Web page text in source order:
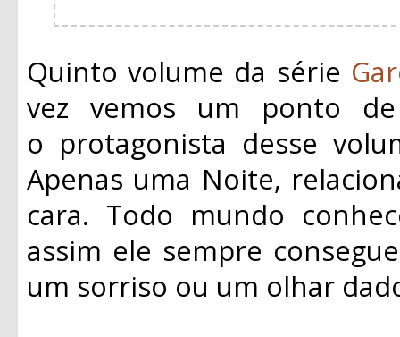
Quinto volume da série
vez vemos um ponto
o protagonista desse
Apenas uma Noite,
cara. Todo mundo
assim ele sempre
um sorriso ou um olhar